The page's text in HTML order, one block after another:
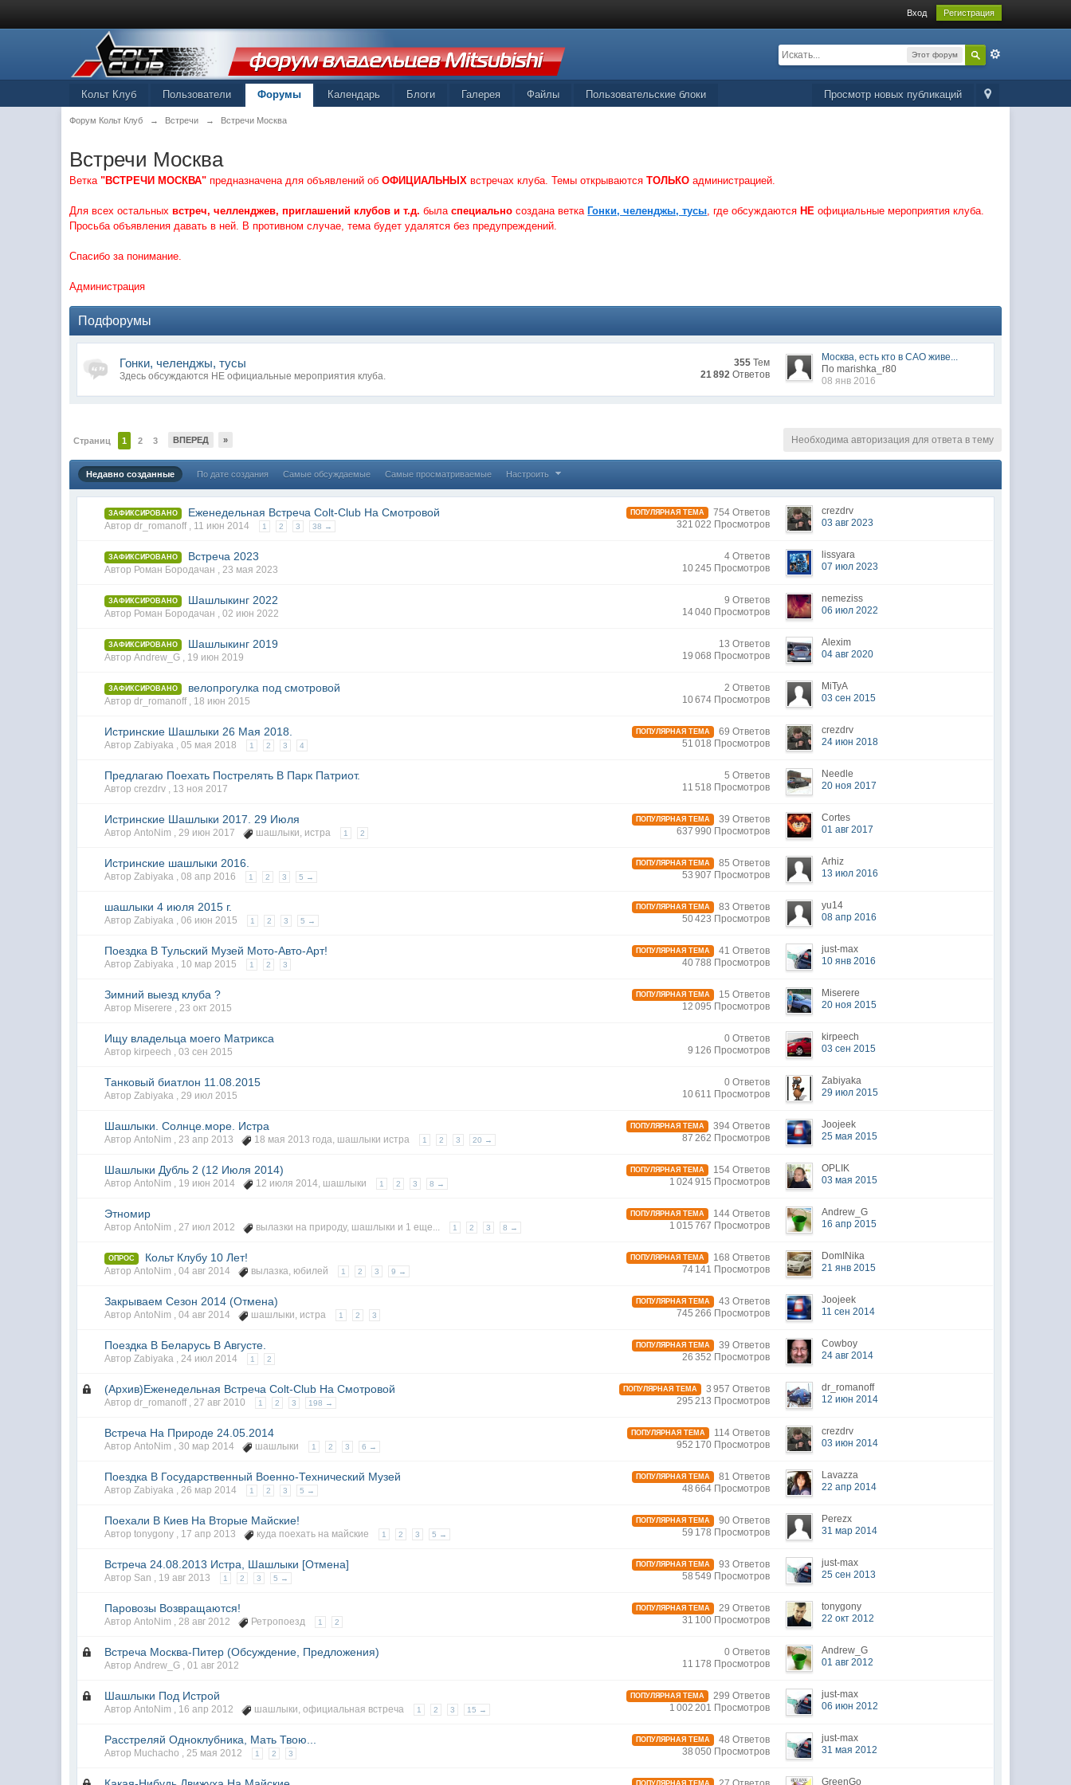
Вход Регистрация
Этот форум
Просмотр новых публикаций
Кольт Клуб Пользователи Форумы Календарь Блоги Галерея Файлы Пользовательские блоки
Форум Кольт Клуб → Встречи → Встречи Москва
Встречи Москва
Ветка"ВСТРЕЧИ МОСКВА" предназначена для объявлений обОФИЦИАЛЬНЫХ встречах клуба. Темы открываютсяТОЛЬКОадминистрацией.
Для всех остальныхвстреч, челленджев, приглашений клубов и т.д. быласпециально создана ветка Гонки, челенджы, тусы, где обсуждаются НЕ официальные мероприятия клуба.
Просьба объявления давать в ней. В противном случае, тема будет удалятся без предупреждений.
Спасибо за понимание.
Администрация
Подфорумы
Гонки, челенджы, тусы
Здесь обсуждаются НЕ официальные мероприятия клуба.
355 Тем
21 892 Ответов
Москва, есть кто в САО живе...
По marishka_r80
08 янв 2016
Страниц 1 2 3 ВПЕРЕД » Необходима авторизация для ответа в тему
Недавно созданные По дате создания Самые обсуждаемые Самые просматриваемые Настроить
ЗАФИКСИРОВАНО Еженедельная Встреча Colt-Club На Смотровой
Автор dr_romanoff , 11 июн 2014 1 2 3 38 →
ПОПУЛЯРНАЯ ТЕМА
754 Ответов
321 022 Просмотров
crezdrv
03 авг 2023
ЗАФИКСИРОВАНО Встреча 2023
Автор Роман Бородачан ,23 мая 2023
4 Ответов
10 245 Просмотров
lissyara
07 июл 2023
ЗАФИКСИРОВАНО Шашлыкинг 2022
Автор Роман Бородачан ,02 июн 2022
9 Ответов
14 040 Просмотров
nemeziss
06 июл 2022
ЗАФИКСИРОВАНО Шашлыкинг 2019
Автор Andrew_G , 19 июн 2019
13 Ответов
19 068 Просмотров
Alexim
04 авг 2020
ЗАФИКСИРОВАНО велопрогулка под смотровой
Автор dr_romanoff , 18 июн 2015
2 Ответов
10 674 Просмотров
MiTyA
03 сен 2015
Истринские Шашлыки 26 Мая 2018.
Автор Zabiyaka ,05 мая 2018 1 2 3 4
ПОПУЛЯРНАЯ ТЕМА
69 Ответов
51 018 Просмотров
crezdrv
24 июн 2018
Предлагаю Поехать Пострелять В Парк Патриот.
Автор crezdrv , 13 ноя 2017
5 Ответов
11 518 Просмотров
Needle
20 ноя 2017
Истринские Шашлыки 2017. 29 Июля
Автор AntoNim ,29 июн 2017 шашлыки, истра 1 2
ПОПУЛЯРНАЯ ТЕМА
39 Ответов
637 990 Просмотров
Cortes
01 авг 2017
Истринские шашлыки 2016.
Автор Zabiyaka ,08 апр 2016 1 2 3 5 →
ПОПУЛЯРНАЯ ТЕМА
85 Ответов
53 907 Просмотров
Arhiz
13 июл 2016
шашлыки 4 июля 2015 г.
Автор Zabiyaka ,06 июн 2015 1 2 3 5 →
ПОПУЛЯРНАЯ ТЕМА
83 Ответов
50 423 Просмотров
yu14
08 апр 2016
Поездка В Тульский Музей Мото-Авто-Арт!
Автор Zabiyaka , 10 мар 2015 1 2 3
ПОПУЛЯРНАЯ ТЕМА
41 Ответов
40 788 Просмотров
just-max
10 янв 2016
Зимний выезд клуба ?
Автор Miserere ,23 окт 2015
ПОПУЛЯРНАЯ ТЕМА
15 Ответов
12 095 Просмотров
Miserere
20 ноя 2015
Ищу владельца моего Матрикса
Автор kirpeech ,03 сен 2015
0 Ответов
9 126 Просмотров
kirpeech
03 сен 2015
Танковый биатлон 11.08.2015
Автор Zabiyaka ,29 июл 2015
0 Ответов
10 611 Просмотров
Zabiyaka
29 июл 2015
Шашлыки. Солнце.море. Истра
Автор AntoNim ,23 апр 2013 18 мая 2013 года, шашлыки истра 1 2 3 20 →
ПОПУЛЯРНАЯ ТЕМА
394 Ответов
87 262 Просмотров
Joojeek
25 мая 2015
Шашлыки Дубль 2 (12 Июля 2014)
Автор AntoNim , 19 июн 2014 12 июля 2014, шашлыки 1 2 3 8 →
ПОПУЛЯРНАЯ ТЕМА
154 Ответов
1 024 915 Просмотров
OPLIK
03 мая 2015
Этномир
Автор AntoNim ,27 июл 2012 вылазки на природу, шашлыки и 1 еще... 1 2 3 8 →
ПОПУЛЯРНАЯ ТЕМА
144 Ответов
1 015 767 Просмотров
Andrew_G
16 апр 2015
ОПРОС Кольт Клубу 10 Лет!
Автор AntoNim ,04 авг 2014 вылазка, юбилей 1 2 3 9 →
ПОПУЛЯРНАЯ ТЕМА
168 Ответов
74 141 Просмотров
DomINika
21 янв 2015
Закрываем Сезон 2014 (Отмена)
Автор AntoNim ,04 авг 2014 шашлыки, истра 1 2 3
ПОПУЛЯРНАЯ ТЕМА
43 Ответов
745 266 Просмотров
Joojeek
11 сен 2014
Поездка В Беларусь В Августе.
Автор Zabiyaka ,24 июл 2014 1 2
ПОПУЛЯРНАЯ ТЕМА
39 Ответов
26 352 Просмотров
Cowboy
24 авг 2014
(Архив)Еженедельная Встреча Colt-Club На Смотровой
Автор dr_romanoff ,27 авг 2010 1 2 3 198 →
ПОПУЛЯРНАЯ ТЕМА
3 957 Ответов
295 213 Просмотров
dr_romanoff
12 июн 2014
Встреча На Природе 24.05.2014
Автор AntoNim ,30 мар 2014 шашлыки 1 2 3 6 →
ПОПУЛЯРНАЯ ТЕМА
114 Ответов
952 170 Просмотров
crezdrv
03 июн 2014
Поездка В Государственный Военно-Технический Музей
Автор Zabiyaka ,26 мар 2014 1 2 3 5 →
ПОПУЛЯРНАЯ ТЕМА
81 Ответов
48 664 Просмотров
Lavazza
22 апр 2014
Поехали В Киев На Вторые Майские!
Автор tonygony , 17 апр 2013 куда поехать на майские 1 2 3 5 →
ПОПУЛЯРНАЯ ТЕМА
90 Ответов
59 178 Просмотров
Perezx
31 мар 2014
Встреча 24.08.2013 Истра, Шашлыки [Отмена]
Автор San , 19 авг 2013 1 2 3 5 →
ПОПУЛЯРНАЯ ТЕМА
93 Ответов
58 549 Просмотров
just-max
25 сен 2013
Паровозы Возвращаются!
Автор AntoNim ,28 авг 2012 Ретропоезд 1 2
ПОПУЛЯРНАЯ ТЕМА
29 Ответов
31 100 Просмотров
tonygony
22 окт 2012
Встреча Москва-Питер (Обсуждение, Предложения)
Автор Andrew_G ,01 авг 2012
0 Ответов
11 178 Просмотров
Andrew_G
01 авг 2012
Шашлыки Под Истрой
Автор AntoNim , 16 апр 2012 шашлыки,официальная встреча 1 2 3 15 →
ПОПУЛЯРНАЯ ТЕМА
299 Ответов
1 002 201 Просмотров
just-max
06 июн 2012
Расстреляй Одноклубника, Мать Твою...
Автор Muchacho ,25 мая 2012 1 2 3
ПОПУЛЯРНАЯ ТЕМА
48 Ответов
38 050 Просмотров
just-max
31 мая 2012
GreenGo